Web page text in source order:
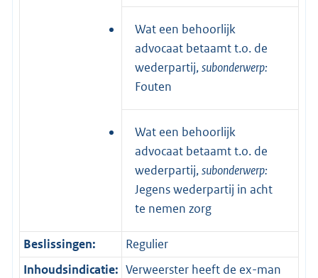
Wat een behoorlijk
advocaat betaamt t.o. de
wederpartij,subonderwerp:
Fouten
Wat een behoorlijk
advocaat betaamt t.o. de
wederpartij,subonderwerp:
Jegens wederpartij in acht
te nemen zorg
Beslissingen:
Regulier
Inhoudsindicatie: Verweerster heeft de ex-man